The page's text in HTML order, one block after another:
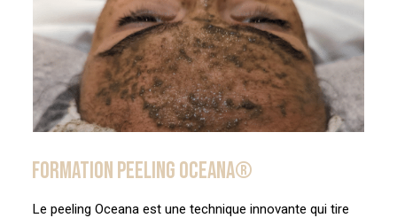
FORMATION PEELING OCEANA®
Le peeling Oceana est une technique innovante qui tire